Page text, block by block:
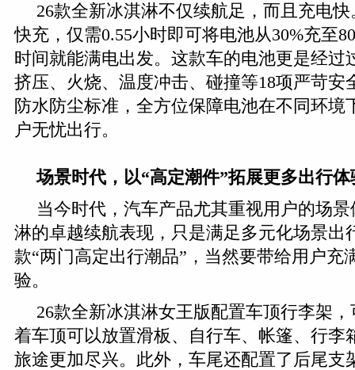
26款全新冰淇淋不仅续航足，而且充电
快充，仅需0.55小时即可将电池从30%充至
时间就能满电出发。这款车的电池更是经过
挤压、火烧、温度冲击、碰撞等18项严苛安
防水防尘标准，全方位保障电池在不同环境
户无忧出行。
场景时代，以“高定潮件”拓展更多出行体
当今时代，汽车产品尤其重视用户的场
淋的卓越续航表现，只是满足多元化场景出
款“两门高定出行潮品”，当然要带给用户充
验。
26款全新冰淇淋女王版配置车顶行李架
着车顶可以放置滑板、自行车、帐篷、行李
旅途更加尽兴。此外，车尾还配置了后尾支